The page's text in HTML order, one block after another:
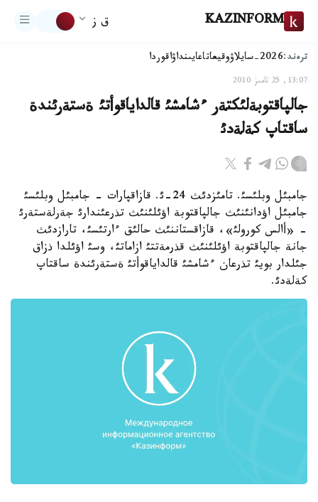
KAZINFORM ق ز
ترەند:2026-سايلاۋ وقيعاتاعايىنداۋاقوردا
13:07, 25 تامىز 2010
جالپاقتوبةلئكتةر ءشامشئ قالداياقوأتئ ةستةرئندة
ساقتاپ كةلةدئ
جامبئل وبلئسئ. تامئزدئث 24-ئ. قازاقپارات - جامبئل وبلئسئ
جامبئل اؤدانئنئث جالپاقتوبة اؤئلئنئث تذرعئندارئ جةرلةستةرئ
- «أالس كورولئ»، قازاقستاننئث حالئق ءارتئسئ، تارازدئث
جانة جالپاقتوبة اؤئلئنئث قذرمةتتئ ازاماتئ، وسئ اؤئلدا ذزاق
جئلدار بويئ تذرعان ءشامشئ قالداياقوأتئ ةستةرئندة ساقتاپ
كةلةدئ.